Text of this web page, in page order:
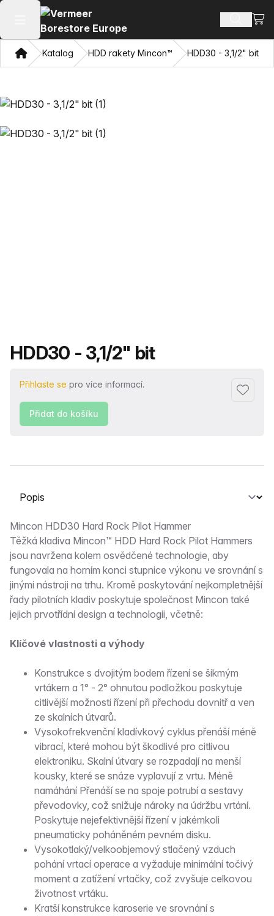
Otevřít hlavní menu Hledat
DomovKatalog HDD rakety Mincon™ HDD30 - 3,1/2" bit
Název produktu
HDD30 - 3,1/2" bit
Přihlaste se pro více informací.
Přidat
Přidat do košíku
Vyberte kartu
Popis
Mincon HDD30 Hard Rock Pilot Hammer
Těžká kladiva Mincon™ HDD Hard Rock Pilot Hammers
jsou navržena kolem osvědčené technologie, aby
fungovala na horním konci stupnice výkonu ve srovnání s
jinými nástroji na trhu. Kromě poskytování nejkompletnější
řady pilotních kladiv poskytuje společnost Mincon také
jejich prvotřídní design a technologii, včetně:
Klíčové vlastnosti a výhody
Konstrukce s dvojitým bodem řízení se šikmým
vrtákem a 1° - 2° ohnutou podložkou poskytuje
citlivější možnosti řízení při přechodu dovnitř a ven
ze skalních útvarů.
Vysokofrekvenční kladívkový cyklus přenáší méně
vibrací, které mohou být škodlivé pro citlivou
elektroniku. Skalní útvary se rozpadají na menší
kousky, které se snáze vyplavují z vrtu. Méně
namáhání Přenáší se na spoje potrubí a sestavy
převodovky, což snižuje nároky na údržbu vrtání.
Poskytuje nejefektivnější řízení v jakémkoli
pneumaticky poháněném pevném disku.
Vysokotlaký/velkoobjemový stlačený vzduch
pohání vrtací operace a vyžaduje minimální točivý
moment a zatížení vrtačky, což zvyšuje celkovou
životnost vrtáku.
Kratší konstrukce karoserie ve srovnání s